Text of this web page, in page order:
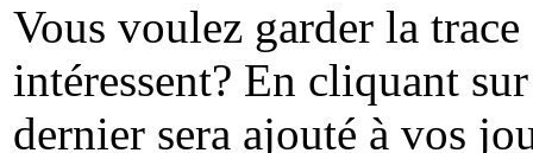
Vous voulez garder la
intéressent? En cliquant
dernier sera ajouté à vos